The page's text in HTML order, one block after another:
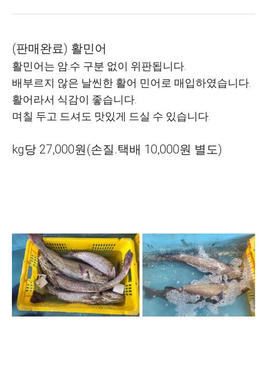
(판매완료) 활민어
활민어는 암.수 구분 없이 위판됩니다.
배부르지 않은 날씬한 활어 민어로 매입하였습니다.
활어라서 식감이 좋습니다.
며칠 두고 드셔도 맛있게 드실 수 있습니다.
kg당 27,000원(손질.택배 10,000원 별도)